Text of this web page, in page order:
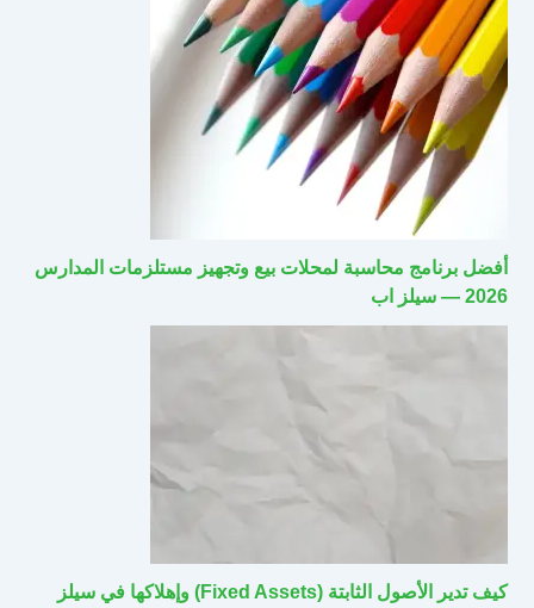
أفضل برنامج محاسبة لمحلات بيع وتجهيز مستلزمات المدارس
2026 — سيلز اب
كيف تدير الأصول الثابتة (Fixed Assets) وإهلاكها في سيلز